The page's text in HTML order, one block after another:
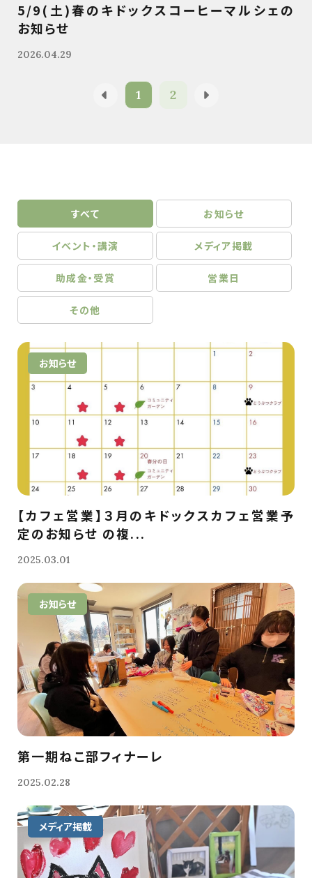
5/9(土)春のキドックスコーヒーマルシェの
お知らせ
2026.04.29
1 2
すべて お知らせ
イベント・講演 メディア掲載
助成金・受賞 営業日
その他
お知らせ
【カフェ営業】３月のキドックスカフェ営業予
定のお知らせ の複...
2025.03.01
お知らせ
第一期ねこ部フィナーレ
2025.02.28
メディア掲載